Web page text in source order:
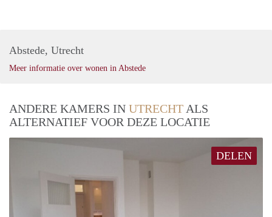
Abstede, Utrecht
Meer informatie over wonen in Abstede
ANDERE KAMERS IN UTRECHTALS
ALTERNATIEF VOOR DEZE LOCATIE
DELEN